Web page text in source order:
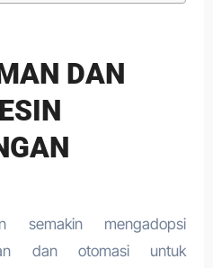
DAN
dan otomasi untuk